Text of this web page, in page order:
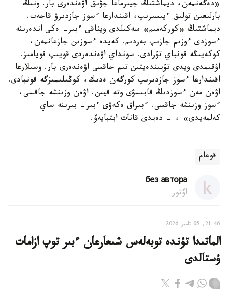
«دەگەنمەن، ديماشتىڭ جيىرماعا جۋىق اۋەندەرى بار. ونىڭ
بارلىعىن تولىق ءپىسىرىپ، اقىندارعا ءسوز جازدىرۋ قاجەت.
ديماشتىڭ «كوركەمىم» سەكىلدى ويناقى ءبىر- ەكى اندەرىنە
ءسوزدى ءوزىم جازىپ بەردىم. كەيدە ءسوزىن جازعانمەن،
كوكەيىڭە قونباي تۇرادى. سونداي اۋەندەردى قويىپ قويامىز.
اۋقىمدى ويدى تۇيىندەيتىن تىم جاقسى اۋەندەرى بار. وسىلارعا
اقىندارعا ءسوز جازدىرىپ كورگەن ەدىك، كوڭىلىمىزگە قونبادى.
اۋەن مەن ءسوزدىڭ قابىسۋى وتە قيىن. اۋەن وزىنشە جاقسى،
ءسوز وزىنشە جاقسى. ءبىراق ەكەۋى ءبىر- بىرىنە ساي
كەلمەيدى» ، - دەيدى قانات ايتبايەۆ.
قوعام
без автора
اۆتور
21:46, 05 تامىز 2026
الماتىدا تۇندە توبەلەس شىعارعان ءبىر توپ ازامات
ۇستالدى